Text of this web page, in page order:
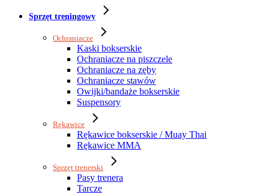
Sprzęt treningowy
Ochraniacze
Kaski bokserskie
Ochraniacze na piszczele
Ochraniacze na zęby
Ochraniacze stawów
Owijki/bandaże bokserskie
Suspensory
Rękawice
Rękawice bokserskie / Muay Thai
Rękawice MMA
Sprzęt trenerski
Pasy trenera
Tarcze